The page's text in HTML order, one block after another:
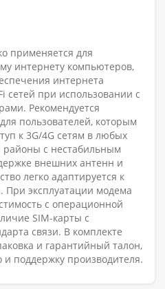
применяется для
интернету компьютеров,
интернета
при использовании с
Рекомендуется
пользователей, которым
к 3G/4G сетям в любых
с нестабильным
внешних антенн и
легко адаптируется к
При эксплуатации модема
с операционной
SIM-карты с
связи. В комплекте
и гарантийный талон,
и поддержку производителя.